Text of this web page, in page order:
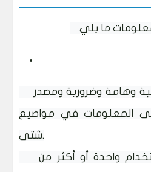
وهامة وضرورية ومصدر
المعلومات في مواضيع
شتى.
واحدة أو أكثر من